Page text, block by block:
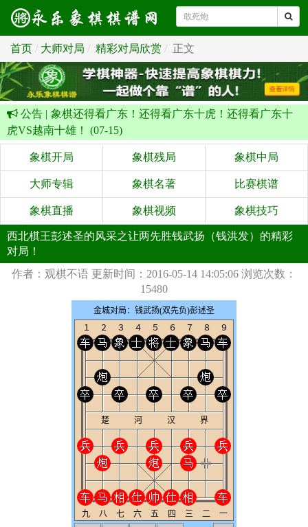
首页 大师对局 精彩对局欣赏 正文
公告 | 象棋还得看广东！还得看广东十虎！还得看广东十
虎VS越南十雄！ (07-15)
象棋开局 象棋残局 象棋中局
大师专辑 象棋名著 比赛棋谱
象棋直播 象棋视频 象棋技巧
西北棋王彭述圣的风采之让两先胜钱武扬（钱洪发）的精彩
对局！
作者：观棋不语 更新时间：2016-05-14 14:05:06 浏览次数：
15480